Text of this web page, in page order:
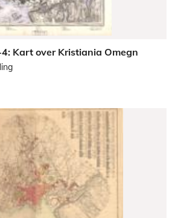
Kart over Kristiania Omegn